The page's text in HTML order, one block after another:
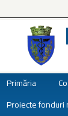
Primăria
Proiecte fonduri